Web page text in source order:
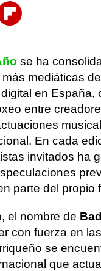
Flipboard
se ha
mediáticas del
en España,
entre
En cada
invitados ha
parte del propio
el nombre de
con fuerza en
se
que